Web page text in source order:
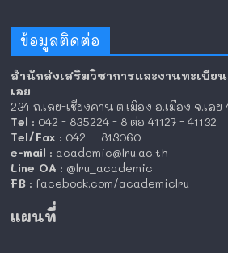
ข้อมูลติดต่อ
สำนักส่งเสริมวิชาการและงานทะเบีย
เลย
234 ถ.เลย-เชียงคาน ต.เมือง อ.เมือง จ.เลย
Tel : 042 - 835224 - 8 ต่อ 41127 - 41132
Tel/Fax : 042 – 813060
e-mail : academic@lru.ac.th
Line OA : @lru_academic
FB : facebook.com/academiclru
แผนที่